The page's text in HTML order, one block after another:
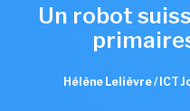
Un robot
Hélène Lelièvre / ICT